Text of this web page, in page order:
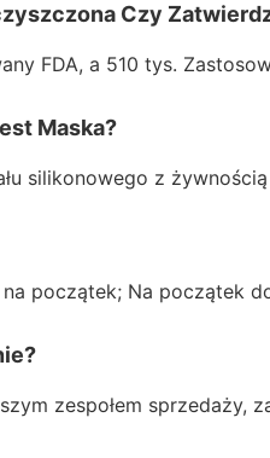
Czy
FDA, a 510 tys.
Maska?
silikonowego z żywnością
na początek; Na początek
zespołem sprzedaży,